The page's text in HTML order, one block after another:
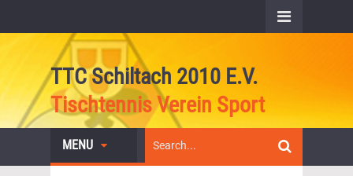
TTC Schiltach 2010 E.V.
Tischtennis Verein Sport
MENU